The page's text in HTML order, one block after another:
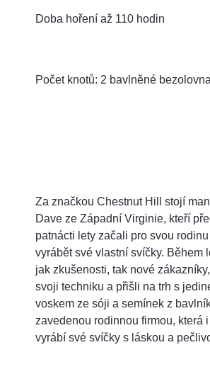
Doba hoření až 110 hodin
Počet knotů: 2 bavlněné
Za značkou Chestnut Hill stojí
Dave ze Západní Virginie, kteří
patnácti lety začali pro svou
vyrábět své vlastní svíčky. Během
jak zkušenosti, tak nové
svoji techniku a přišli na trh s
voskem ze sóji a semínek z
zavedenou rodinnou firmou, která
vyrábí své svíčky s láskou a